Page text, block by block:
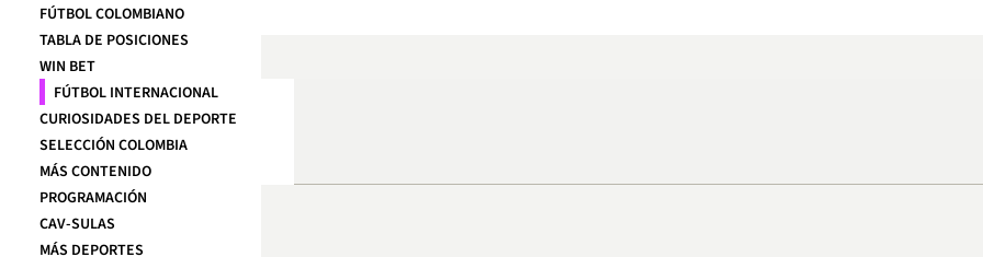
FÚTBOL COLOMBIANO
TABLA DE POSICIONES
WIN BET
FÚTBOL INTERNACIONAL
CURIOSIDADES DEL DEPORTE
SELECCIÓN COLOMBIA
MÁS CONTENIDO
PROGRAMACIÓN
CAV-SULAS
MÁS DEPORTES